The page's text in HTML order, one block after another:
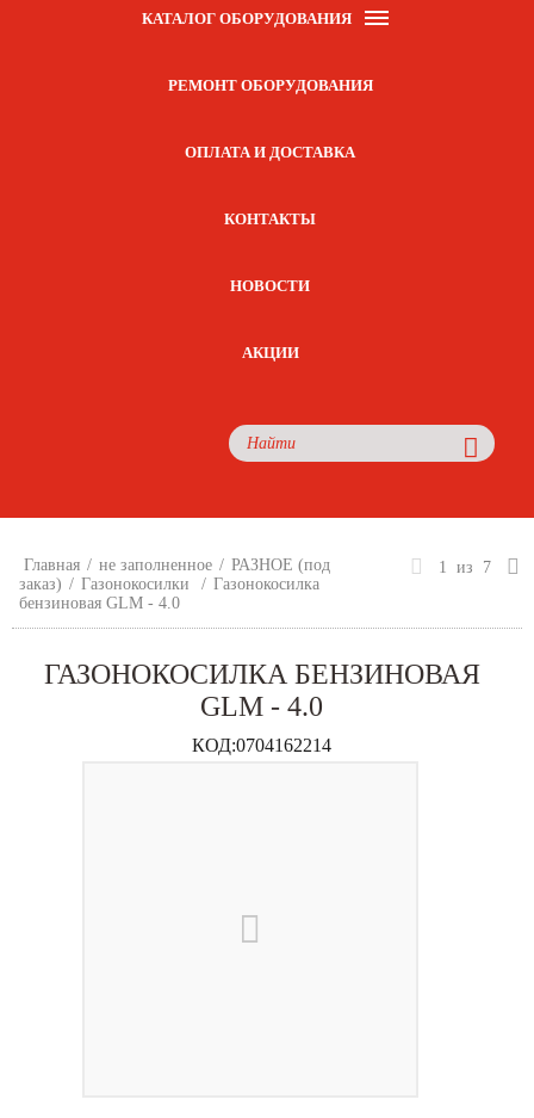
КАТАЛОГ ОБОРУДОВАНИЯ
РЕМОНТ ОБОРУДОВАНИЯ
ОПЛАТА И ДОСТАВКА
КОНТАКТЫ
НОВОСТИ
АКЦИИ
Главная / не заполненное / РАЗНОЕ (под
заказ) / Газонокосилки / Газонокосилка
бензиновая GLM - 4.0
1 из 7
ГАЗОНОКОСИЛКА БЕНЗИНОВАЯ
GLM - 4.0
КОД:0704162214